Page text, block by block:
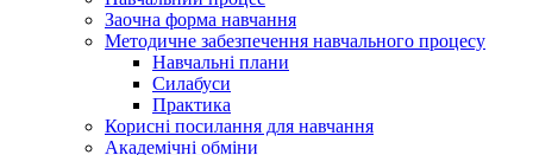
Заочна форма навчання
Методичне забезпечення навчального процесу
Навчальні плани
Силабуси
Практика
Корисні посилання для навчання
Академічні обміни